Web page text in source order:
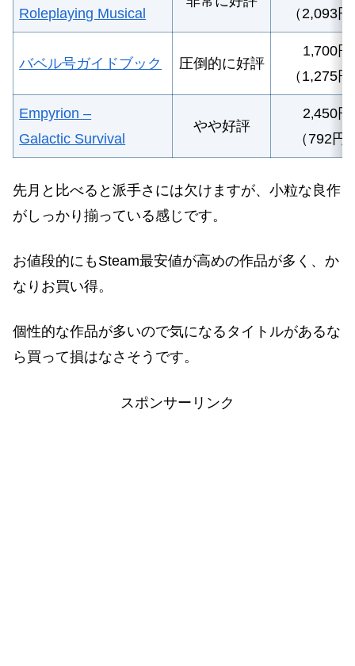
Roleplaying Musical
（2,093
バベル号ガイドブック 圧倒的に好評
1,700円
（1,275
Empyrion –
Galactic Survival
やや好評
2,450円
（792円
先月と比べると派手さには欠けますが、小粒な良作
がしっかり揃っている感じです。
お値段的にもSteam最安値が高めの作品が多く、か
なりお買い得。
個性的な作品が多いので気になるタイトルがあるな
ら買って損はなさそうです。
スポンサーリンク